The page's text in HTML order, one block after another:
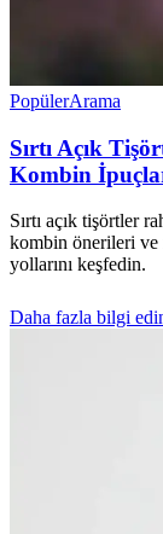
PopülerArama
Sırtı Açık
Kombin
Sırtı açık tişörtler
kombin önerileri
yollarını keşfedin.
Daha fazla bilgi